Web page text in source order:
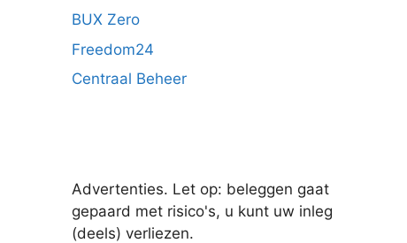
BUX Zero
Freedom24
Centraal Beheer
Advertenties. Let op: beleggen gaat
gepaard met risico's, u kunt uw inleg
(deels) verliezen.